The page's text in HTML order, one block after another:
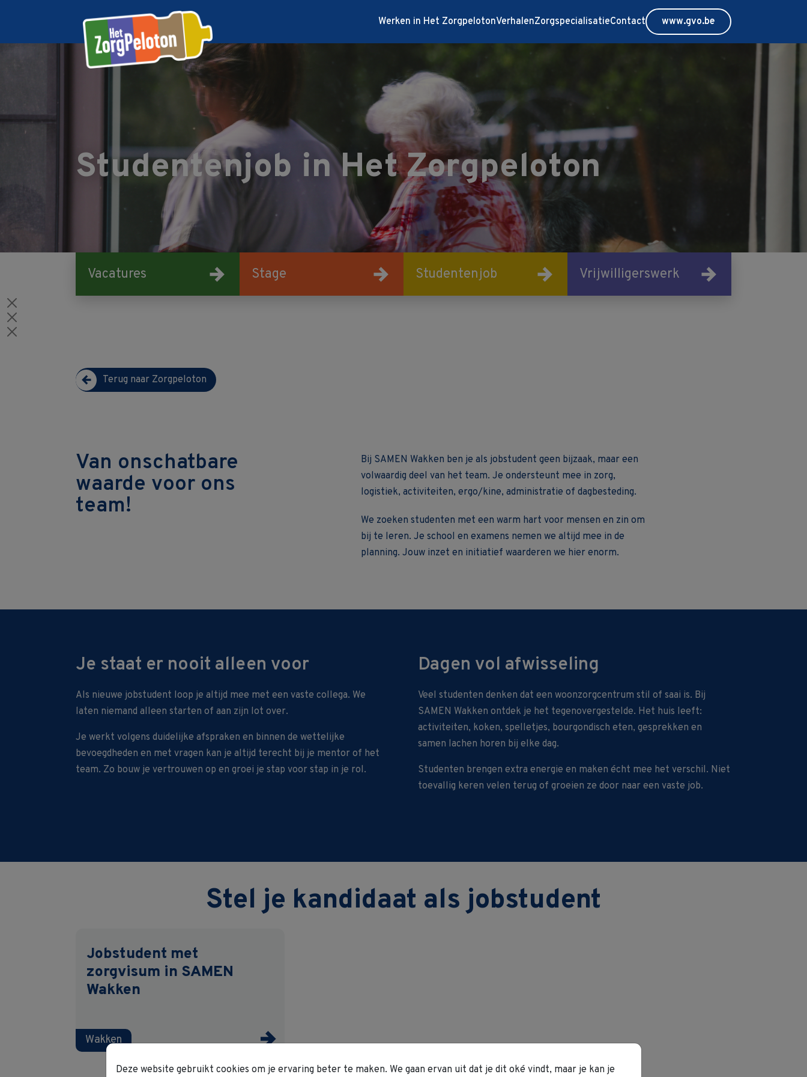
Werken in Het ZorgpelotonVerhalenZorgspecialisatieContact www.gvo.be
Studentenjob in Het Zorgpeloton
Vacatures Stage Studentenjob Vrijwilligerswerk
Terug naar Zorgpeloton
Van onschatbare
waarde voor ons
team!
Bij SAMEN Wakken ben je als jobstudent geen bijzaak, maar een
volwaardig deel van het team. Je ondersteunt mee in zorg,
logistiek, activiteiten, ergo/kine, administratie of dagbesteding.
We zoeken studenten met een warm hart voor mensen en zin om
bij te leren. Je school en examens nemen we altijd mee in de
planning. Jouw inzet en initiatief waarderen we hier enorm.
Je staat er nooit alleen voor
Als nieuwe jobstudent loop je altijd mee met een vaste collega. We
laten niemand alleen starten of aan zijn lot over.
Je werkt volgens duidelijke afspraken en binnen de wettelijke
bevoegdheden en met vragen kan je altijd terecht bij je mentor of het
team. Zo bouw je vertrouwen op en groei je stap voor stap in je rol.
Dagen vol afwisseling
Veel studenten denken dat een woonzorgcentrum stil of saai is. Bij
SAMEN Wakken ontdek je het tegenovergestelde. Het huis leeft:
activiteiten, koken, spelletjes, bourgondisch eten, gesprekken en
samen lachen horen bij elke dag.
Studenten brengen extra energie en maken écht mee het verschil. Niet
toevallig keren velen terug of groeien ze door naar een vaste job.
Stel je kandidaat als jobstudent
Jobstudent met
zorgvisum in SAMEN
Wakken
Wakken
Deze website gebruikt cookies om je ervaring beter te maken. We gaan ervan uit dat je dit oké vindt, maar je kan je